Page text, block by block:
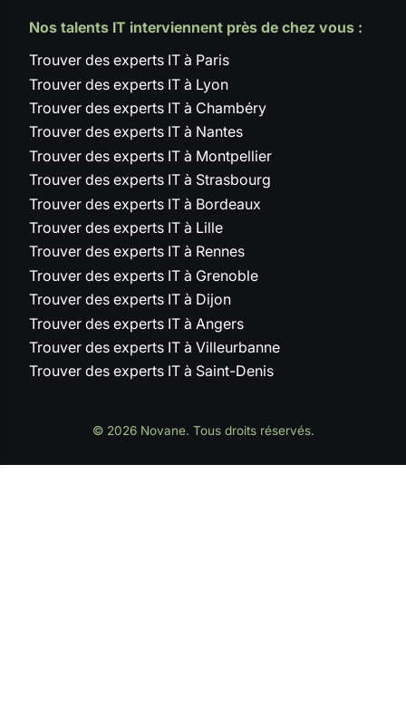
Nos talents IT interviennent près de chez vous :
Trouver des experts IT à Paris
Trouver des experts IT à Lyon
Trouver des experts IT à Chambéry
Trouver des experts IT à Nantes
Trouver des experts IT à Montpellier
Trouver des experts IT à Strasbourg
Trouver des experts IT à Bordeaux
Trouver des experts IT à Lille
Trouver des experts IT à Rennes
Trouver des experts IT à Grenoble
Trouver des experts IT à Dijon
Trouver des experts IT à Angers
Trouver des experts IT à Villeurbanne
Trouver des experts IT à Saint-Denis
© 2026 Novane. Tous droits réservés.